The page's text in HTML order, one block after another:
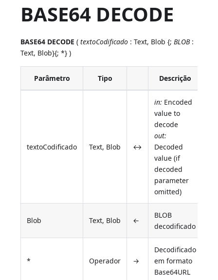
BASE64 DECODE
BASE64 DECODE (textoCodificado : Text, Blob {;BLOB:
Text, Blob}{; *} )
Parâmetro Tipo Descrição
textoCodificado Text, Blob ↔
in: Encoded
value to
decode
out:
Decoded
value (if
decoded
parameter
omitted)
Blob Text, Blob ←
BLOB
decodificado
* Operador →
Decodificado
em formato
Base64URL